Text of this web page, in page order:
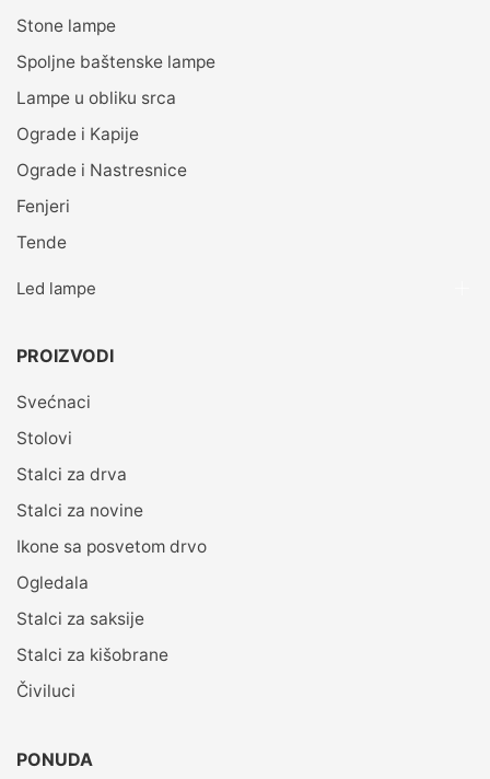
Stone lampe
Spoljne baštenske lampe
Lampe u obliku srca
Ograde i Kapije
Ograde i Nastresnice
Fenjeri
Tende
Led lampe
PROIZVODI
Svećnaci
Stolovi
Stalci za drva
Stalci za novine
Ikone sa posvetom drvo
Ogledala
Stalci za saksije
Stalci za kišobrane
Čiviluci
PONUDA